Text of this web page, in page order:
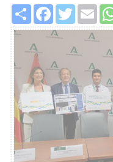
Share FacebookTwitter